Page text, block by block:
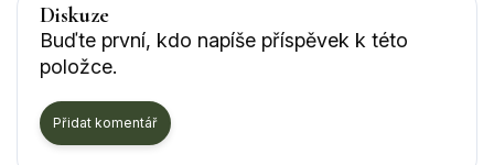
Diskuze
Buďte první, kdo napíše příspěvek k této
položce.
Přidat komentář